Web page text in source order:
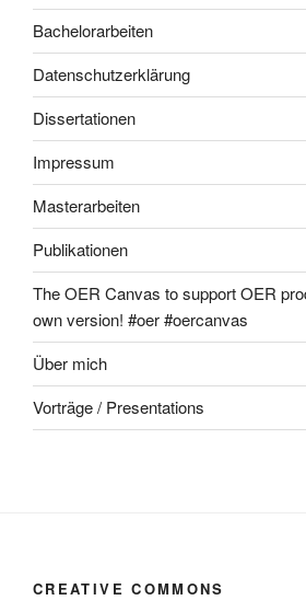
Bachelorarbeiten
Datenschutzerklärung
Dissertationen
Impressum
Masterarbeiten
Publikationen
The OER Canvas to support OER
own version! #oer #oercanvas
Über mich
Vorträge / Presentations
CREATIVE COMMONS